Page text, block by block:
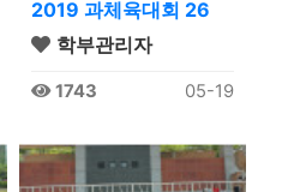
2019 과체육대회 26
학부관리자
1743 05-19